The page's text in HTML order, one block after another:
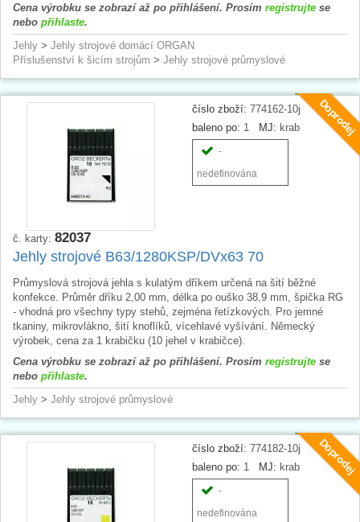
Cena výrobku se zobrazí až po přihlášení. Prosím registrujte se
nebo přihlaste.
Jehly > Jehly strojové domácí ORGAN
Příslušenství k šicím strojům > Jehly strojové průmyslové
Doprodej
číslo zboží: 774162-10j
baleno po: 1 MJ: krab
-
nedefinována
č. karty: 82037
Jehly strojové B63/1280KSP/DVx63 70
Průmyslová strojová jehla s kulatým dříkem určená na šití běžné
konfekce. Průměr dříku 2,00 mm, délka po ouško 38,9 mm, špička RG
- vhodná pro všechny typy stehů, zejména řetízkových. Pro jemné
tkaniny, mikrovlákno, šití knoflíků, vícehlavé vyšívání. Německý
výrobek, cena za 1 krabičku (10 jehel v krabičce).
Cena výrobku se zobrazí až po přihlášení. Prosím registrujte se
nebo přihlaste.
Jehly > Jehly strojové průmyslové
Doprodej
číslo zboží: 774182-10j
baleno po: 1 MJ: krab
-
nedefinována